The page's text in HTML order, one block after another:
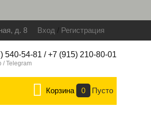
д. 8 Вход / Регистрация
540-54-81 / +7 (915) 210-80-01
/ Telegram
Корзина 0 Пусто